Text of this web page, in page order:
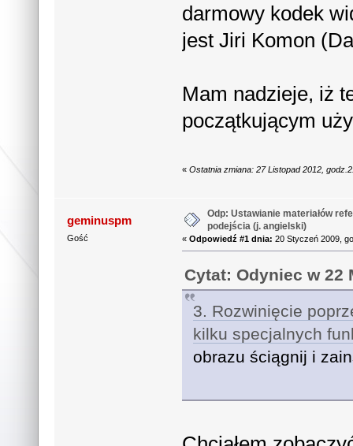
darmowy kodek
jest Jiri Komon
Mam nadzieje, iż
początkującym
«Ostatnia zmiana: 27 Listopad 2012,
geminuspm
Gość
Odp: Ustawianie materiałów
podejścia (j. angielski)
«Odpowiedź #1 dnia: 20 Styczeń 2009,
Cytat: Odyniec w 22
3. Rozwinięcie
kilku specjalnych
obrazu ściągnij i